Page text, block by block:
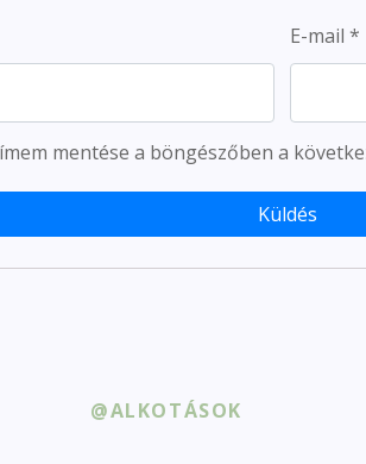
E-mail*
mentése a böngészőben a
@ALKOTÁSOK